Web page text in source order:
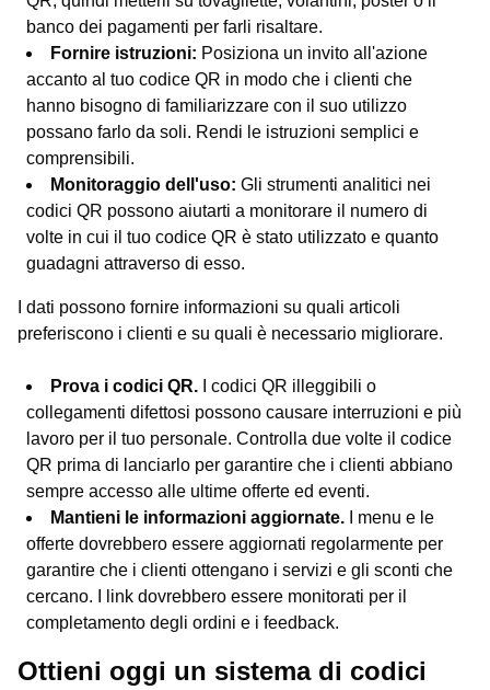
banco dei pagamenti per farli risaltare.
Fornire istruzioni: Posiziona un invito all'azione
accanto al tuo codice QR in modo che i clienti che
hanno bisogno di familiarizzare con il suo utilizzo
possano farlo da soli. Rendi le istruzioni semplici e
comprensibili.
Monitoraggio dell'uso: Gli strumenti analitici nei
codici QR possono aiutarti a monitorare il numero di
volte in cui il tuo codice QR è stato utilizzato e quanto
guadagni attraverso di esso.
I dati possono fornire informazioni su quali articoli
preferiscono i clienti e su quali è necessario migliorare.
Prova i codici QR.
I codici QR illeggibili o
collegamenti difettosi possono causare interruzioni e più
lavoro per il tuo personale. Controlla due volte il codice
QR prima di lanciarlo per garantire che i clienti abbiano
sempre accesso alle ultime offerte ed eventi.
Mantieni le informazioni aggiornate.
I menu e le
offerte dovrebbero essere aggiornati regolarmente per
garantire che i clienti ottengano i servizi e gli sconti che
cercano. I link dovrebbero essere monitorati per il
completamento degli ordini e i feedback.
Ottieni oggi un sistema di codici